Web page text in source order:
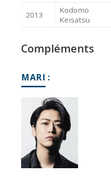
2013
Kodomo
Keisatsu
Compléments
MARI :